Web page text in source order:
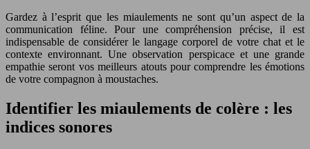
Gardez à l’esprit que les miaulements ne sont qu’un aspect de la
communication féline. Pour une compréhension précise, il est
indispensable de considérer le langage corporel de votre chat et le
contexte environnant. Une observation perspicace et une grande
empathie seront vos meilleurs atouts pour comprendre les émotions
de votre compagnon à moustaches.
Identifier les miaulements de colère : les
indices sonores